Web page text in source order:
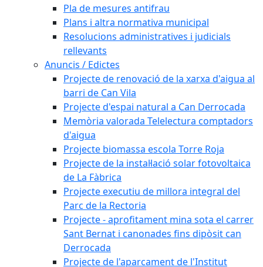
Pla de mesures antifrau
Plans i altra normativa municipal
Resolucions administratives i judicials
rellevants
Anuncis / Edictes
Projecte de renovació de la xarxa d'aigua al
barri de Can Vila
Projecte d'espai natural a Can Derrocada
Memòria valorada Telelectura comptadors
d'aigua
Projecte biomassa escola Torre Roja
Projecte de la instal·lació solar fotovoltaica
de La Fàbrica
Projecte executiu de millora integral del
Parc de la Rectoria
Projecte - aprofitament mina sota el carrer
Sant Bernat i canonades fins dipòsit can
Derrocada
Projecte de l'aparcament de l'Institut